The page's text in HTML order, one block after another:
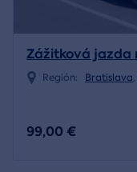
Zážitková jazda
Región: Bratislava,
99,00 €